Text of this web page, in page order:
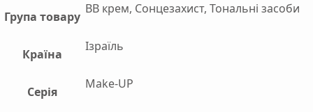
Група товару
BB крем, Сонцезахист, Тональні засоби
Країна
Ізраїль
Серія
Make-UP